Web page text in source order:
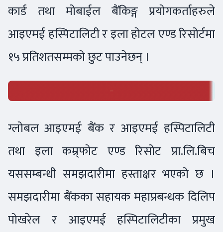
कार्ड तथा मोबाईल बैंकिङ्ग प्रयोगकर्ताहरुले
आइएमई हस्पिटालिटी र इला होटल एण्ड रिसोर्टमा
१५ प्रतिशतसम्मको छुट पाउनेछन् ।
ग्लोबल आइएमई बैंक र आइएमई हस्पिटालिटी
तथा इला कम्र्फोट एण्ड रिसोट प्रा.लि.बिच
यससम्बन्धी समझदारीमा हस्ताक्षर भएको छ ।
समझदारीमा बैंकका सहायक महाप्रबन्धक दिलिप
पोखरेल र आइएमई हस्पिटालिटीका प्रमुख